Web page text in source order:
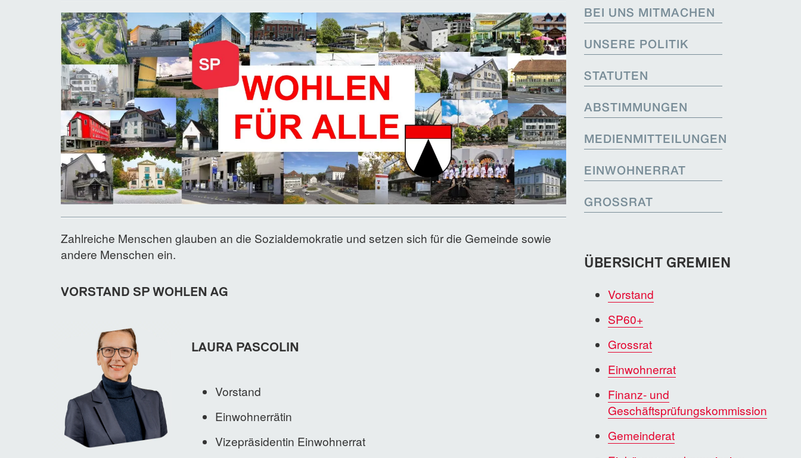
Zahlreiche Menschen glauben an die Sozialdemokratie und setzen sich für die Gemeinde sowie
andere Menschen ein.
VORSTAND SP WOHLEN AG
LAURA PASCOLIN
Vorstand
Einwohnerrätin
Vizepräsidentin Einwohnerrat
BEI UNS MITMACHEN
UNSERE POLITIK
STATUTEN
ABSTIMMUNGEN
MEDIENMITTEILUNGEN
EINWOHNERRAT
GROSSRAT
ÜBERSICHT GREMIEN
Vorstand
SP60+
Grossrat
Einwohnerrat
Finanz- und
Geschäftsprüfungskommission
Gemeinderat